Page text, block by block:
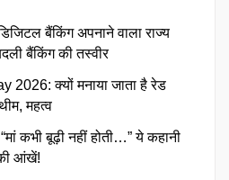
बैंकिंग अपनाने वाला राज्य
बैंकिंग की तस्वीर
क्यों मनाया जाता है रेड
महत्व
कभी बूढ़ी नहीं होती…” ये कहानी
आंखें!